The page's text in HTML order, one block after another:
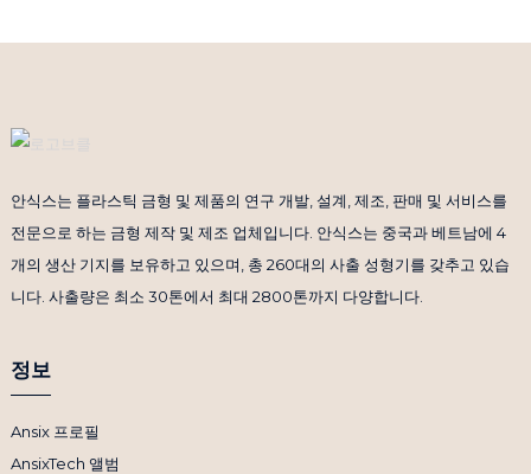
안식스는 플라스틱 금형 및 제품의 연구 개발, 설계, 제조, 판매 및 서비스를
전문으로 하는 금형 제작 및 제조 업체입니다. 안식스는 중국과 베트남에 4
개의 생산 기지를 보유하고 있으며, 총 260대의 사출 성형기를 갖추고 있습
니다. 사출량은 최소 30톤에서 최대 2800톤까지 다양합니다.
정보
Ansix 프로필
AnsixTech 앨범